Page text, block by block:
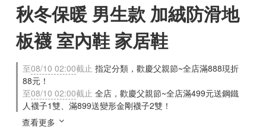
秋冬保暖 男生款 加絨防滑地
板襪 室內鞋 家居鞋
至08/10 02:00截止 指定分類，歡慶父親節~全店滿888現折
88元！
至08/10 02:00截止 全店，歡慶父親節~全店滿499元送鋼鐵
人襪子1雙、滿899送變形金剛襪子2雙！
查看更多